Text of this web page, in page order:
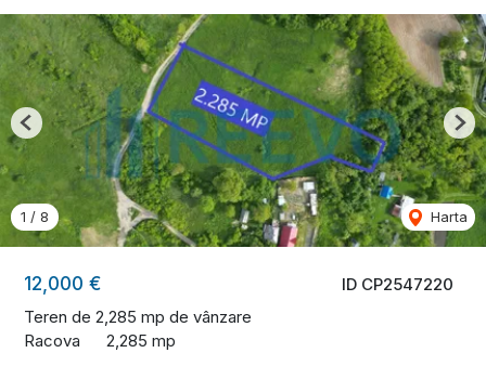
ID CP2547220
12,000 €
Teren de 2,285 mp de vânzare
Racova
2,285 mp
1 / 8 Harta
Previous